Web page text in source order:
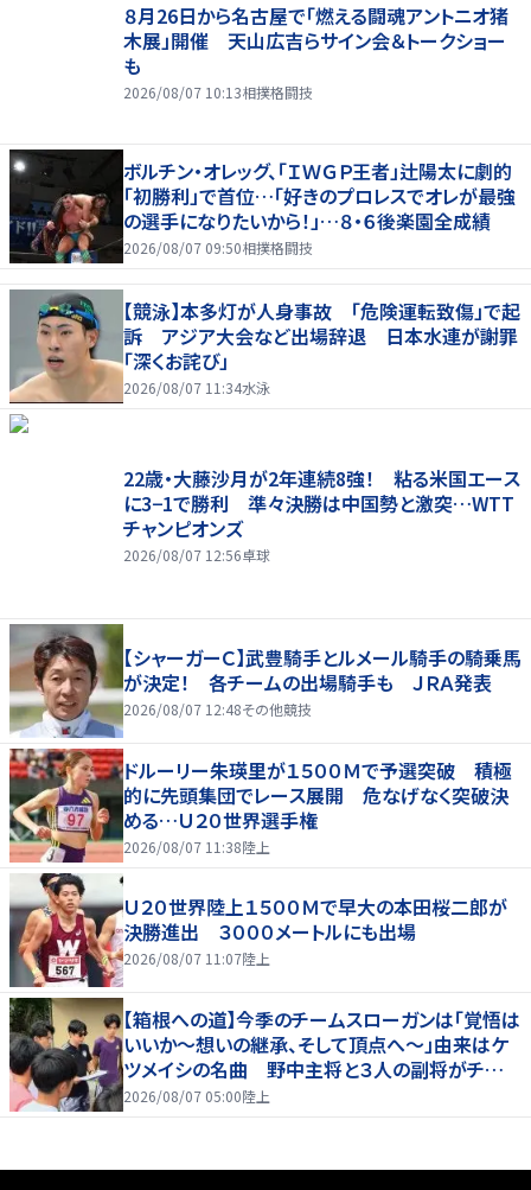
８月26日から名古屋で「燃える闘魂アントニオ猪
木展」開催 天山広吉らサイン会＆トークショー
も
2026/08/07 10:13相撲格闘技
ボルチン・オレッグ、「ＩＷＧＰ王者」辻陽太に劇的
「初勝利」で首位…「好きのプロレスでオレが最強
の選手になりたいから！」…８・６後楽園全成績
2026/08/07 09:50相撲格闘技
【競泳】本多灯が人身事故 「危険運転致傷」で起
訴 アジア大会など出場辞退 日本水連が謝罪
「深くお詫び」
2026/08/07 11:34水泳
22歳・大藤沙月が2年連続8強！ 粘る米国エース
に3−1で勝利 準々決勝は中国勢と激突…WTT
チャンピオンズ
2026/08/07 12:56卓球
【シャーガーＣ】武豊騎手とルメール騎手の騎乗馬
が決定！ 各チームの出場騎手も ＪＲＡ発表
2026/08/07 12:48その他競技
ドルーリー朱瑛里が１５００Ｍで予選突破 積極
的に先頭集団でレース展開 危なげなく突破決
める…Ｕ２０世界選手権
2026/08/07 11:38陸上
Ｕ２０世界陸上１５００Ｍで早大の本田桜二郎が
決勝進出 ３０００メートルにも出場
2026/08/07 11:07陸上
【箱根への道】今季のチームスローガンは「覚悟は
いいか～想いの継承、そして頂点へ～」由来はケ
ツメイシの名曲 野中主将と３人の副将がチーム
を引っ張る…夏合宿特集第１弾、国学院大
2026/08/07 05:00陸上